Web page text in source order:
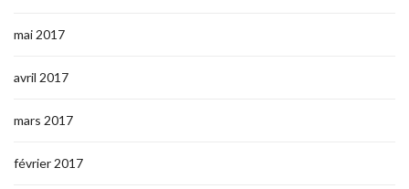
mai 2017
avril 2017
mars 2017
février 2017